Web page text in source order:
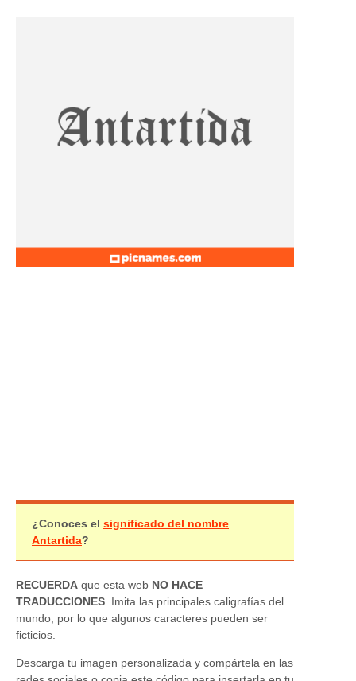
¿Conoces el significado del nombre
Antartida?
RECUERDA que esta web NO HACE
TRADUCCIONES . Imita las principales caligrafías del
mundo, por lo que algunos caracteres pueden ser
ficticios.
Descarga tu imagen personalizada y compártela en las